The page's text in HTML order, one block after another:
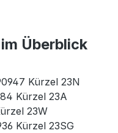
Überblick
Kürzel 23N
Kürzel 23A
23W
Kürzel 23SG